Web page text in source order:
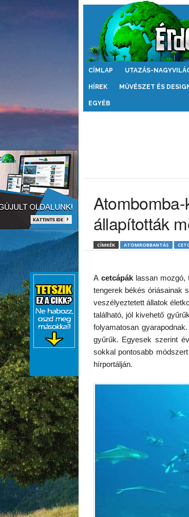
Érdekes
CÍMLAP UTAZÁS-
HÍREK MŰVÉSZET ÉS
EGYÉB
állapították
CÍMKÉK ATOMROBBANTÁS
A cetcápáklassan mozgó,
tengerek békés óriásainak
veszélyeztetett állatok
található, jól kivehető
folyamatosan
gyűrűk. Egyesek szerint
sokkal pontosabb
hírportálján.